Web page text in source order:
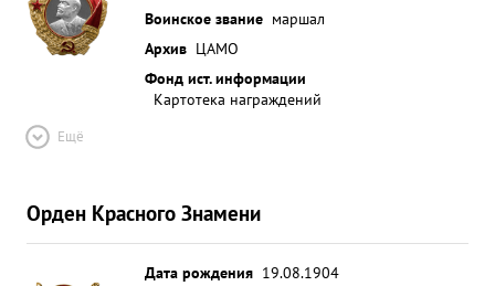
Воинское звание маршал
Архив ЦАМО
Фонд ист. информации
Картотека награждений
Ещё
Орден Красного Знамени
Дата рождения 19.08.1904